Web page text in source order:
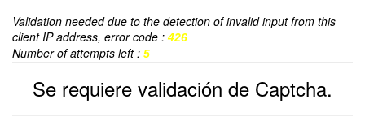
Validation needed due to the detection of invalid input from this
client IP address, error code : 426
Number of attempts left : 5
Se requiere validación de Captcha.